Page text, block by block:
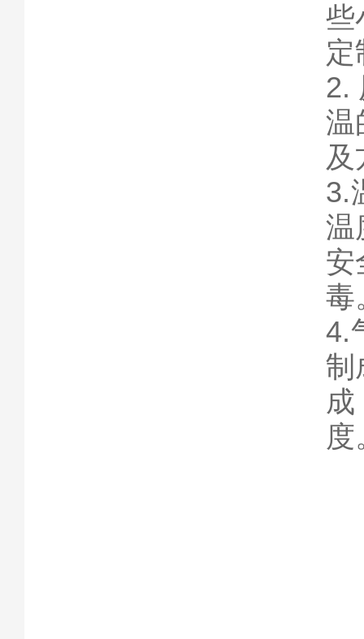
些
定
2.
温
及
3.
温
安
毒
4.
制
度